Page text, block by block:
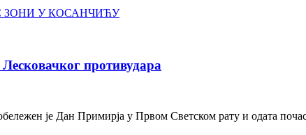
ЗОНИ У КОСАНЧИЋУ
противудара
је Дан Примирја у Првом Светском рату и одата